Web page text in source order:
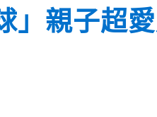
」親子超